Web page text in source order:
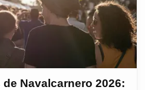
Navalcarnero 2026: